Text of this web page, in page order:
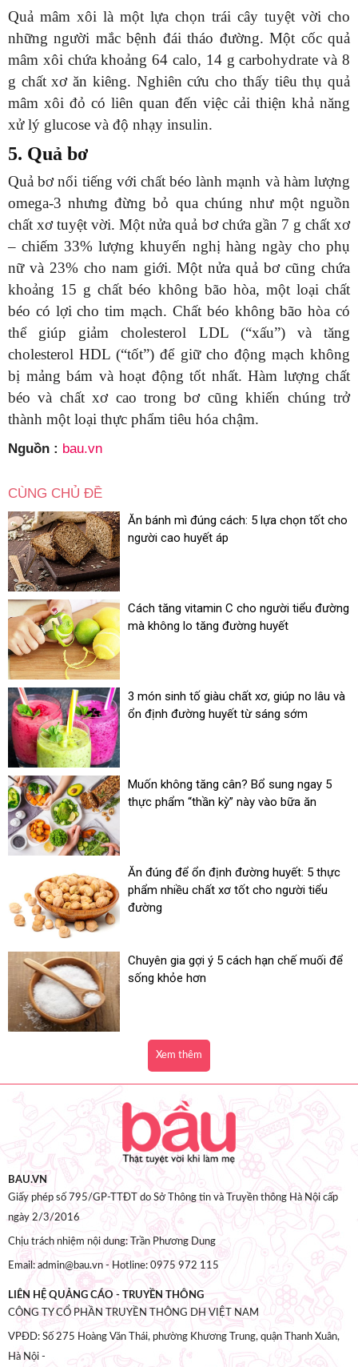
Quả mâm xôi là một lựa chọn trái cây tuyệt vời cho
những người mắc bệnh đái tháo đường. Một cốc quả
mâm xôi chứa khoảng 64 calo, 14 g carbohydrate và 8
g chất xơ ăn kiêng. Nghiên cứu cho thấy tiêu thụ quả
mâm xôi đỏ có liên quan đến việc cải thiện khả năng
xử lý glucose và độ nhạy insulin.
5. Quả bơ
Quả bơ nổi tiếng với chất béo lành mạnh và hàm lượng
omega-3 nhưng đừng bỏ qua chúng như một nguồn
chất xơ tuyệt vời. Một nửa quả bơ chứa gần 7 g chất xơ
– chiếm 33% lượng khuyến nghị hàng ngày cho phụ
nữ và 23% cho nam giới. Một nửa quả bơ cũng chứa
khoảng 15 g chất béo không bão hòa, một loại chất
béo có lợi cho tim mạch. Chất béo không bão hòa có
thể giúp giảm cholesterol LDL (“xấu”) và tăng
cholesterol HDL (“tốt”) để giữ cho động mạch không
bị mảng bám và hoạt động tốt nhất. Hàm lượng chất
béo và chất xơ cao trong bơ cũng khiến chúng trở
thành một loại thực phẩm tiêu hóa chậm.
Nguồn : bau.vn
CÙNG CHỦ ĐỀ
Ăn bánh mì đúng cách: 5 lựa chọn tốt cho
người cao huyết áp
Cách tăng vitamin C cho người tiểu đường
mà không lo tăng đường huyết
3 món sinh tố giàu chất xơ, giúp no lâu và
ổn định đường huyết từ sáng sớm
Muốn không tăng cân? Bổ sung ngay 5
thực phẩm “thần kỳ” này vào bữa ăn
Ăn đúng để ổn định đường huyết: 5 thực
phẩm nhiều chất xơ tốt cho người tiểu
đường
Chuyên gia gợi ý 5 cách hạn chế muối để
sống khỏe hơn
Xem thêm
BAU.VN
Giấy phép số 795/GP-TTĐT do Sở Thông tin và Truyền thông Hà Nội cấp
ngày 2/3/2016
Chịu trách nhiệm nội dung: Trần Phương Dung
Email: admin@bau.vn - Hotline: 0975 972 115
LIÊN HỆ QUẢNG CÁO - TRUYỀN THÔNG
CÔNG TY CỔ PHẦN TRUYỀN THÔNG DH VIỆT NAM
VPĐD: Số 275 Hoàng Văn Thái, phường Khương Trung, quận Thanh Xuân,
Hà Nội -